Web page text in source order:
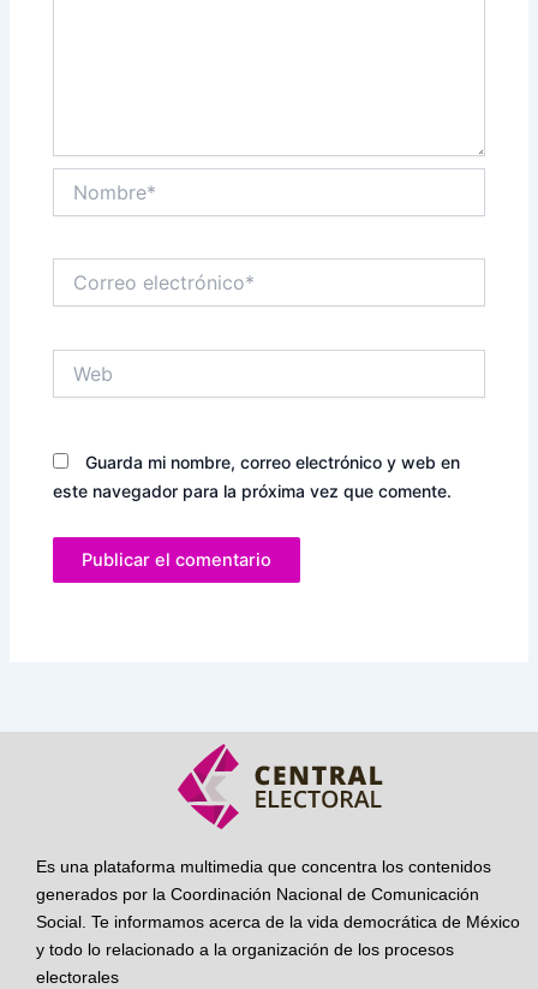
electrónico*
Guarda mi nombre, correo electrónico y web en
este navegador para la próxima vez que comente.
Es una plataforma multimedia que concentra los contenidos
generados por la Coordinación Nacional de Comunicación
Social. Te informamos acerca de la vida democrática de México
y todo lo relacionado a la organización de los procesos
electorales